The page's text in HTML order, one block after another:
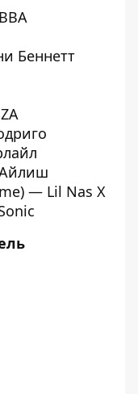
Беннетт
— Lil Nas X